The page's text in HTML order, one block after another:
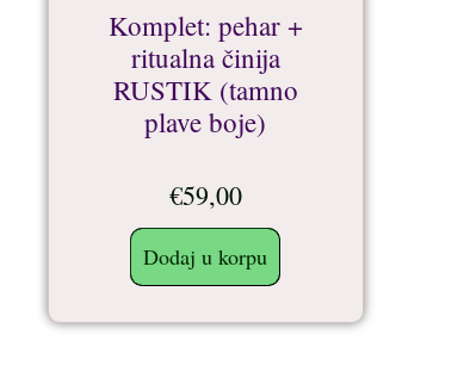
Komplet: pehar +
ritualna činija
RUSTIK (tamno
plave boje)
€59,00
Dodaj u korpu